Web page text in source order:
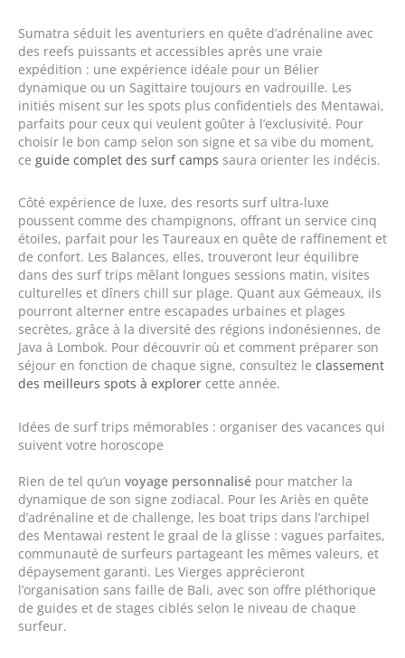
Sumatra séduit les aventuriers en quête d’adrénaline avec
des reefs puissants et accessibles après une vraie
expédition : une expérience idéale pour un Bélier
dynamique ou un Sagittaire toujours en vadrouille. Les
initiés misent sur les spots plus confidentiels des Mentawai,
parfaits pour ceux qui veulent goûter à l’exclusivité. Pour
choisir le bon camp selon son signe et sa vibe du moment,
ce guide complet des surf camps saura orienter les indécis.
Côté expérience de luxe, des resorts surf ultra-luxe
poussent comme des champignons, offrant un service cinq
étoiles, parfait pour les Taureaux en quête de raffinement et
de confort. Les Balances, elles, trouveront leur équilibre
dans des surf trips mêlant longues sessions matin, visites
culturelles et dîners chill sur plage. Quant aux Gémeaux, ils
pourront alterner entre escapades urbaines et plages
secrètes, grâce à la diversité des régions indonésiennes, de
Java à Lombok. Pour découvrir où et comment préparer son
séjour en fonction de chaque signe, consultez le classement
des meilleurs spots à explorer cette année.
Idées de surf trips mémorables : organiser des vacances qui
suivent votre horoscope
Rien de tel qu’un voyage personnalisé pour matcher la
dynamique de son signe zodiacal. Pour les Ariès en quête
d’adrénaline et de challenge, les boat trips dans l’archipel
des Mentawai restent le graal de la glisse : vagues parfaites,
communauté de surfeurs partageant les mêmes valeurs, et
dépaysement garanti. Les Vierges apprécieront
l’organisation sans faille de Bali, avec son offre pléthorique
de guides et de stages ciblés selon le niveau de chaque
surfeur.